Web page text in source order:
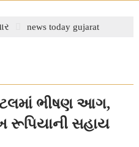
news today gujarat
ભીષણ આગ,
રૂપિયાની સહાય